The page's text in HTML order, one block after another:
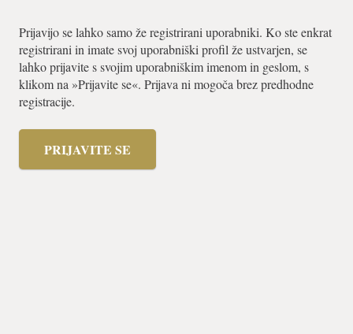
Prijavijo se lahko samo že registrirani uporabniki. Ko ste enkrat
registrirani in imate svoj uporabniški profil že ustvarjen, se
lahko prijavite s svojim uporabniškim imenom in geslom, s
klikom na »Prijavite se«. Prijava ni mogoča brez predhodne
registracije.
PRIJAVITE SE